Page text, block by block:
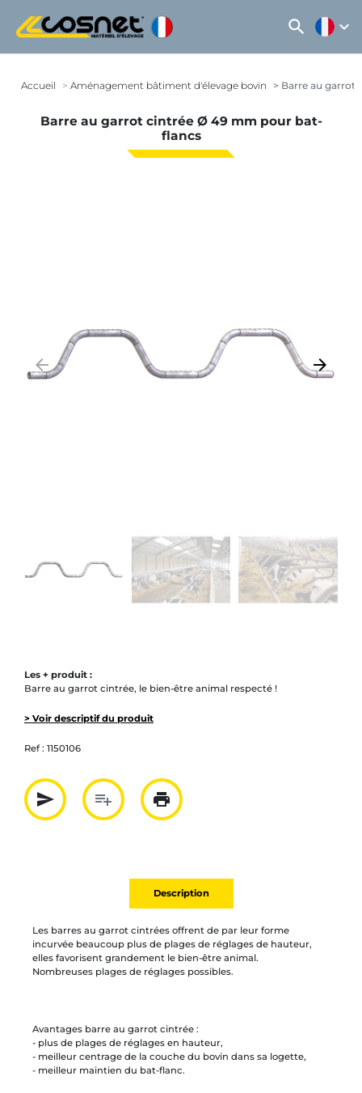
search expand_more
Accueil Aménagement bâtiment d'élevage bovin Barre au garrot
Barre au garrot cintrée Ø 49 mm pour bat-
flancs
arrow_backward Suivant
arrow_forward
Les + produit :
Barre au garrot cintrée, le bien-être animal respecté !
> Voir descriptif du produit
Ref : 1150106
send
Partager par mail
playlist_add
Ajouter à la liste
print
Imprimer
Description
Les barres au garrot cintrées offrent de par leur forme
incurvée beaucoup plus de plages de réglages de hauteur,
elles favorisent grandement le bien-être animal.
Nombreuses plages de réglages possibles.
Avantages barre au garrot cintrée :
- plus de plages de réglages en hauteur,
- meilleur centrage de la couche du bovin dans sa logette,
- meilleur maintien du bat-flanc.